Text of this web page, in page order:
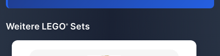
Weitere LEGO® Sets